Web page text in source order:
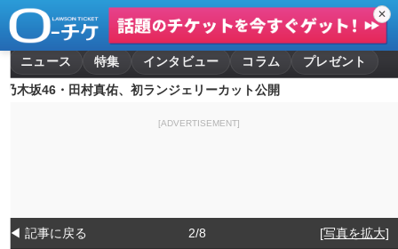
✕
ニュース 特集 インタビュー コラム
プレゼント
乃木坂46・田村真佑、初ランジェリーカット公開
[ADVERTISEMENT]
◀ 記事に戻る 2/8 [写真を拡大]